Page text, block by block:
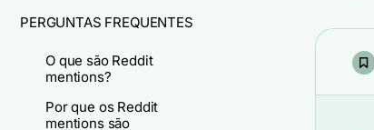
PERGUNTAS FREQUENTES
O que são Reddit
mentions?
Por que os Reddit
mentions são